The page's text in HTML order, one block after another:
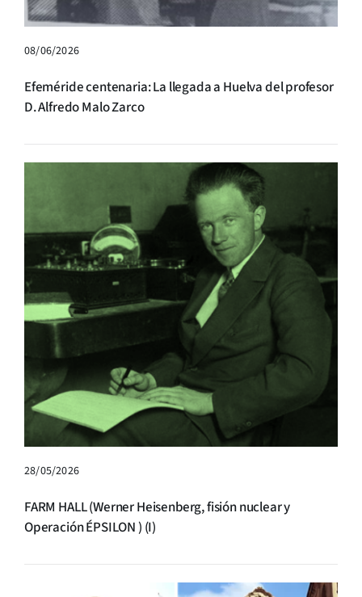
08/06/2026
Efeméride centenaria: La llegada a Huelva del profesor
D. Alfredo Malo Zarco
28/05/2026
FARM HALL (Werner Heisenberg, fisión nuclear y
Operación ÉPSILON ) (I)